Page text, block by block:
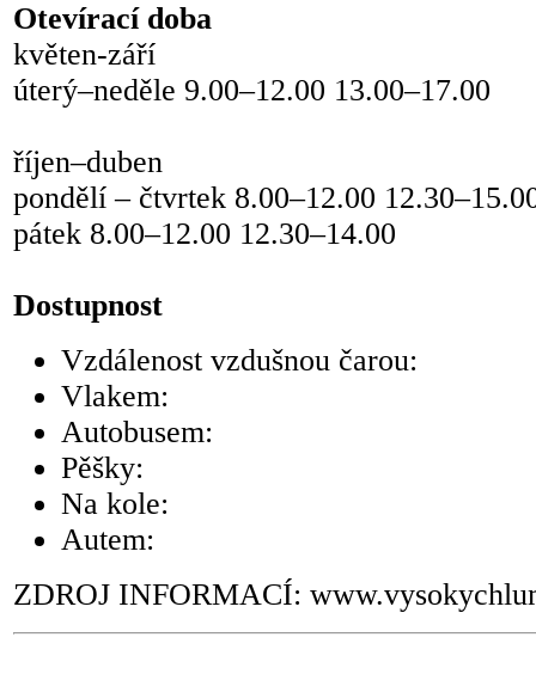
Otevírací doba
květen-září
úterý–neděle 9.00–12.00 13.00–17.00
říjen–duben
pondělí – čtvrtek 8.00–12.00
pátek 8.00–12.00 12.30–14.00
Dostupnost
Vzdálenost vzdušnou čarou:
Vlakem:
Autobusem:
Pěšky:
Na kole:
Autem:
ZDROJ INFORMACÍ: